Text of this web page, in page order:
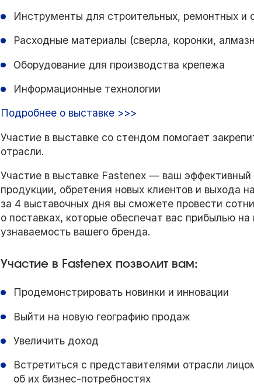
Инструменты для строительных, ремонтных и
Расходные материалы (сверла, коронки,
Оборудование для производства крепежа
Информационные технологии
Подробнее о выставке >>>
Участие в выставке со стендом помогает
отрасли.
Участие в выставке Fastenex — ваш
продукции, обретения новых клиентов и выхода
за 4 выставочных дня вы сможете провести
о поставках, которые обеспечат вас прибылью
узнаваемость вашего бренда.
Участие в Fastenex позволит вам:
Продемонстрировать новинки и инновации
Выйти на новую географию продаж
Увеличить доход
Встретиться с представителями отрасли
об их бизнес-потребностях